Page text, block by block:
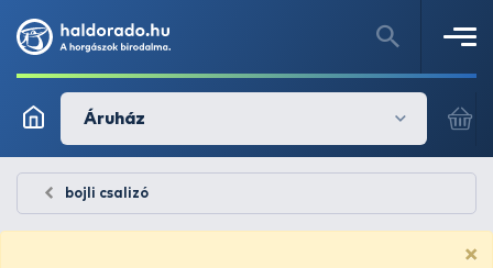
Áruház
bojli csalizó
×